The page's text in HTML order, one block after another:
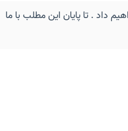
داد . تا پایان این مطلب با ما